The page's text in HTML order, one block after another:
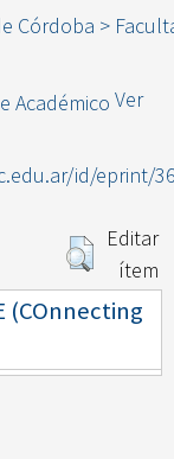
Córdoba >
Ver
id/eprint/
Editar
ítem
(COnnecting